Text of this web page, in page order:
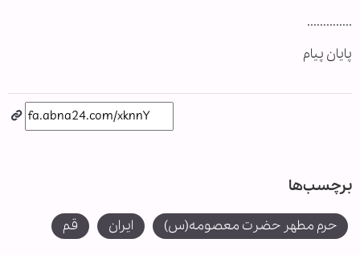
..............
پایان پیام
برچسب‌ها
حرم مطهر حضرت معصومه(س) ایران قم